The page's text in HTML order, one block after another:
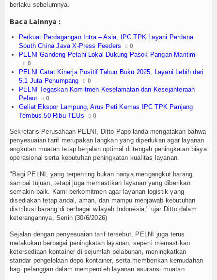
Politik
Seni & Budaya
Sorot
Tauziah
Tokoh
Wisata
TV
Channel
berlaku sebelumnya.
Baca Lainnya :
Perkuat Perdagangan Intra – Asia, IPC TPK Layani Perdana
South China Java X-Press Feeders
0
PELNI Gandeng Petani Lokal Dukung Pasok Pangan Maritim
0
PELNI Catat Kinerja Positif Tahun Buku 2025, Layani Lebih dari
5,1 Juta Penumpang
0
PELNI Tegaskan Komitmen Keselamatan dan Kesejahteraan
Pelaut
0
Geliat Ekspor Lampung, Arus Peti Kemas IPC TPK Panjang
Tembus 50 Ribu TEUs
0
Sekretaris Perusahaan PELNI, Ditto Pappilanda mengatakan bahwa
penyesuaian tarif merupakan langkah yang diperlukan agar layanan
angkutan muatan tetap berjalan optimal di tengah peningkatan biaya
operasional serta kebutuhan peningkatan kualitas layanan.
"Bagi PELNI, yang terpenting bukan hanya mengangkut barang
sampai tujuan, tetapi juga memastikan layanan yang diberikan
semakin baik. Kami berkomitmen agar layanan logistik yang
disediakan tetap andal, aman, dan mampu menjawab kebutuhan
distribusi barang di berbagai wilayah Indonesia," ujar Ditto dalam
keterangannya, Senin (30/6/2026)
Sejalan dengan penyesuaian tarif tersebut, PELNI juga terus
melakukan berbagai peningkatan layanan, seperti memastikan
ketersediaan kontainer di sejumlah pelabuhan, meningkatkan
standar pengelolaan depo kontainer, serta memberikan kemudahan
bagi pelanggan dalam memperoleh layanan asuransi muatan.